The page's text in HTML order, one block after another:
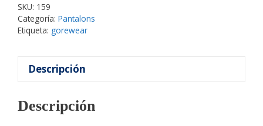
SKU: 159
Categoría: Pantalons
Etiqueta: gorewear
Descripción
Descripción